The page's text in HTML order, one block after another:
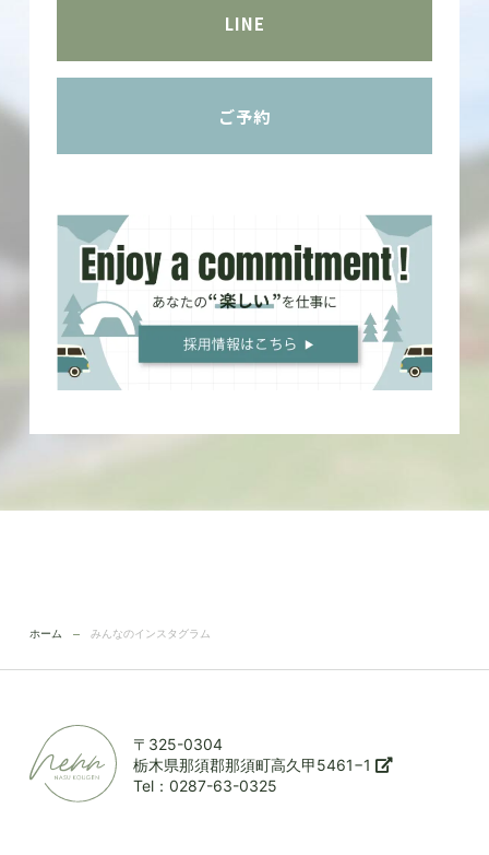
LINE
ご予約
ホーム みんなのインスタグラム
〒325-0304
栃木県那須郡那須町高久甲5461−1
Tel：0287-63-0325